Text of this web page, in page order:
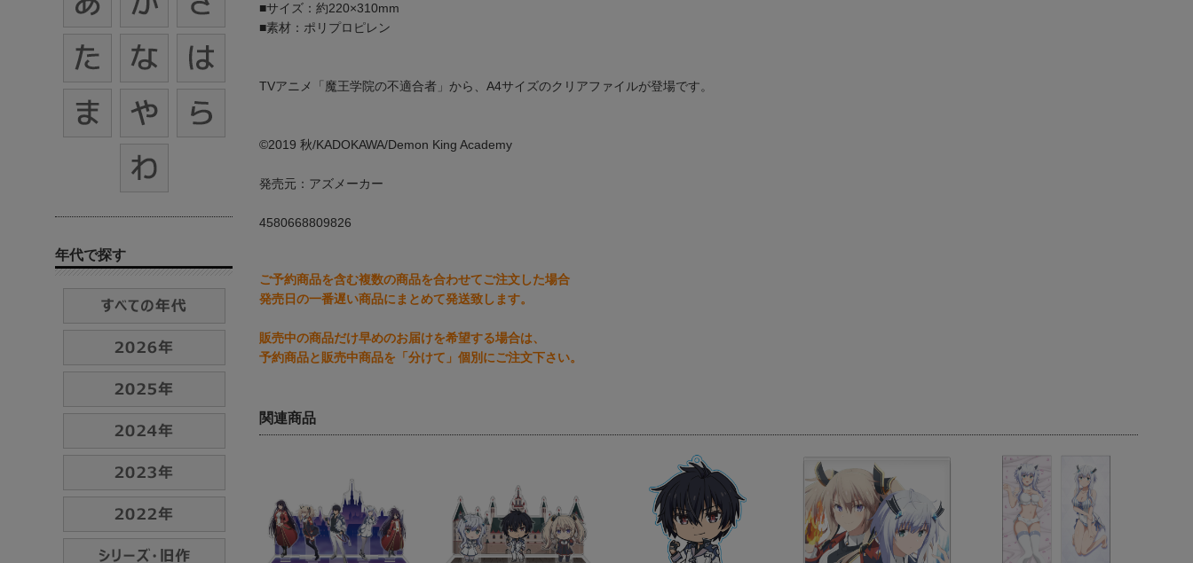
■サイズ：約220×310mm
■素材：ポリプロピレン
TVアニメ「魔王学院の不適合者」から、A4サイズのクリアファイルが登場です。
©2019 秋/KADOKAWA/Demon King Academy
発売元：アズメーカー
4580668809826
ご予約商品を含む複数の商品を合わせてご注文した場合
発売日の一番遅い商品にまとめて発送致します。
販売中の商品だけ早めのお届けを希望する場合は、
予約商品と販売中商品を「分けて」個別にご注文下さい。
関連商品
年代で探す